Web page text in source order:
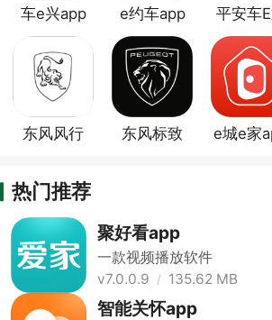
车e兴app e约车app
平安车
东风风行
东风标致
e城e家
热门推荐
聚好看app
一款视频播放软件
v7.0.0.9
135.62 MB
智能关怀app